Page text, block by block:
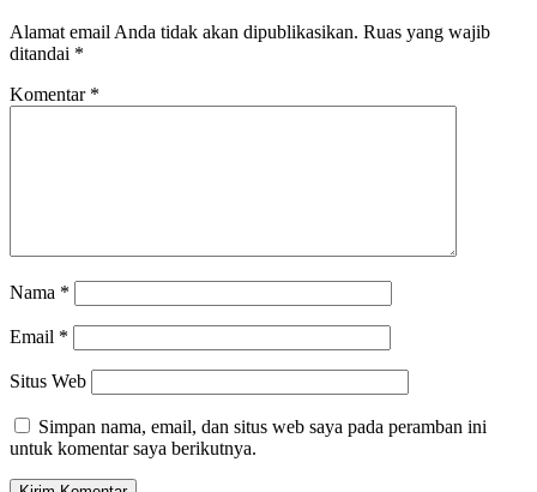
Alamat email Anda tidak akan dipublikasikan. Ruas yang wajib
ditandai *
Komentar *
Nama *
Email *
Situs Web
Simpan nama, email, dan situs web saya pada peramban ini
untuk komentar saya berikutnya.